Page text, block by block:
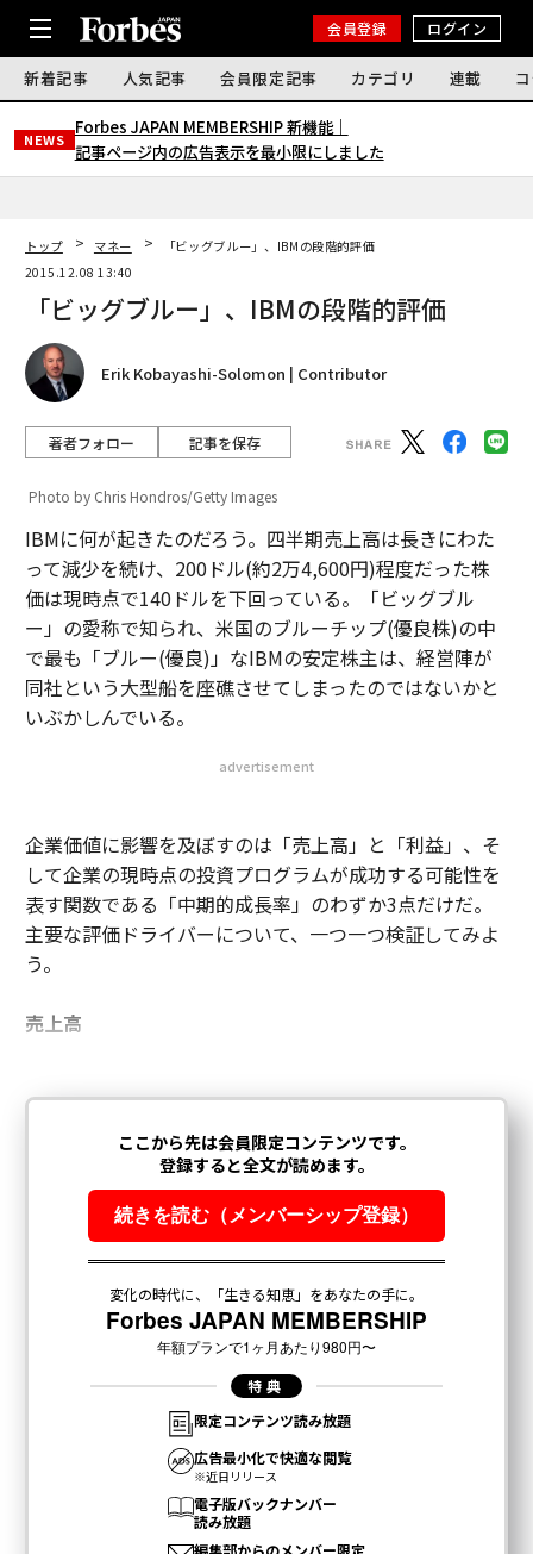
会員登録 ログイン
新着記事 人気記事 会員限定記事 カテゴリ 連載
NEWS
Forbes JAPAN MEMBERSHIP 新機能｜
記事ページ内の広告表示を最小限にしました
トップ マネー
「ビッグブルー」、IBMの段階的評価
2015.12.08 13:40
「ビッグブルー」、IBMの段階的評価
Erik Kobayashi-Solomon | Contributor
著者フォロー 記事を保存
Photo by Chris Hondros/Getty Images
IBMに何が起きたのだろう。四半期売上高は長きにわた
って減少を続け、200ドル(約2万4,600円)程度だった株
価は現時点で140ドルを下回っている。「ビッグブル
ー」の愛称で知られ、米国のブルーチップ(優良株)の中
で最も「ブルー(優良)」なIBMの安定株主は、経営陣が
同社という大型船を座礁させてしまったのではないかと
いぶかしんでいる。
advertisement
企業価値に影響を及ぼすのは「売上高」と「利益」、そ
して企業の現時点の投資プログラムが成功する可能性を
表す関数である「中期的成長率」のわずか3点だけだ。
主要な評価ドライバーについて、一つ一つ検証してみよ
う。
売上高